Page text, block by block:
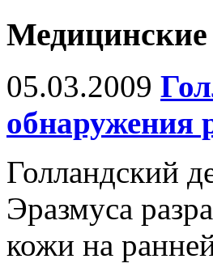
05.03.2009
обнаружения
Голландский
Эразмуса
кожи на